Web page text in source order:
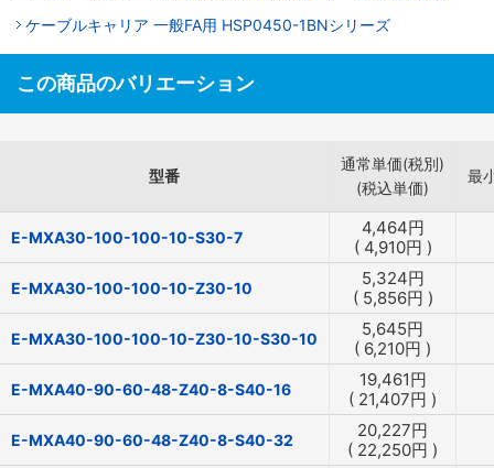
ケーブルキャリア 一般FA用 HSP0450-1BNシリーズ
この商品のバリエーション
型番
通常単価(税別)
(税込単価)
最
E-MXA30-100-100-10-S30-7 4,464円
( 4,910円 )
E-MXA30-100-100-10-Z30-10 5,324円
( 5,856円 )
E-MXA30-100-100-10-Z30-10-S30-10 5,645円
( 6,210円 )
E-MXA40-90-60-48-Z40-8-S40-16 19,461円
( 21,407円 )
E-MXA40-90-60-48-Z40-8-S40-32 20,227円
( 22,250円 )